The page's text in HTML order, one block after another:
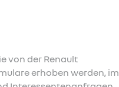
von der Renault
erhoben werden, im